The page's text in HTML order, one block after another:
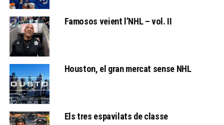
Famosos veient l’NHL – vol. II
Houston, el gran mercat sense NHL
Els tres espavilats de classe